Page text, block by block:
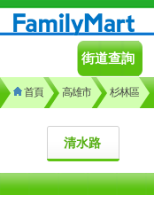
街道查詢
首頁 高雄市 杉林區
清水路